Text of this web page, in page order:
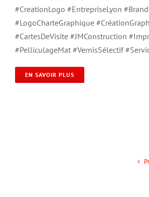
#CreationLogo #EntrepriseLyon
#LogoCharteGraphique
#CartesDeVisite #JMConstruction
#PelliculageMat #VernisSélectif
EN SAVOIR PLUS